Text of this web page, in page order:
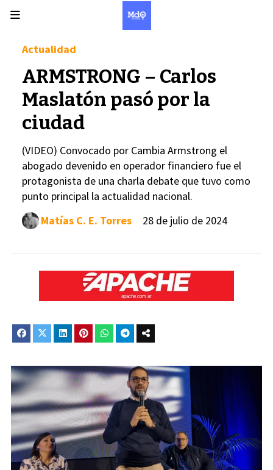
ARMSTRONG – Carlos
Maslatón pasó por la
ciudad
(VIDEO) Convocado por Cambia Armstrong el
abogado devenido en operador financiero fue el
protagonista de una charla debate que tuvo como
punto principal la actualidad nacional.
Actualidad
28 de julio de 2024
Matías C. E. Torres